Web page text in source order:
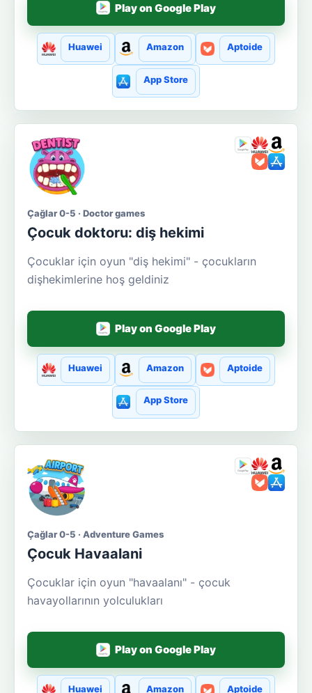
Play on Google Play
Huawei Amazon Aptoide
App Store
Çağlar 0-5 · Doctor games
Çocuk doktoru: diş hekimi
Çocuklar için oyun "diş hekimi" - çocukların
dişhekimlerine hoş geldiniz
Play on Google Play
Huawei Amazon Aptoide
App Store
Çağlar 0-5 · Adventure Games
Çocuk Havaalani
Çocuklar için oyun "havaalanı" - çocuk
havayollarının yolculukları
Play on Google Play
Huawei Amazon Aptoide